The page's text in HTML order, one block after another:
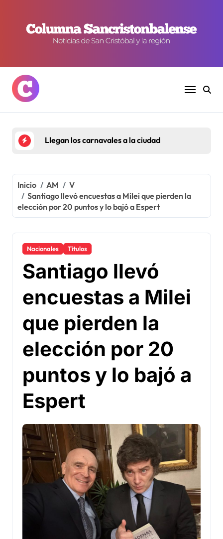
contenido
Llegan los carnavales a la ciudad
Inicio AM
V
Santiago llevó encuestas a Milei que pierden la
elección por 20 puntos y lo bajó a Espert
Nacionales Titulos
Santiago llevó
encuestas a Milei
que pierden la
elección por 20
puntos y lo bajó a
Espert